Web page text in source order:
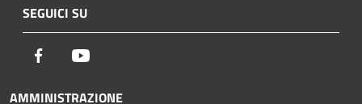
SEGUICI SU
Facebook
AMMINISTRAZIONE